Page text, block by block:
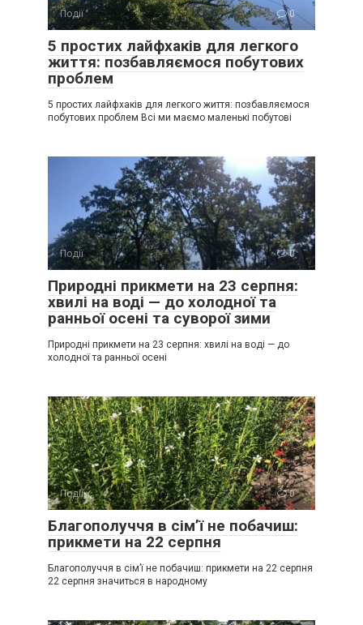
Події 0
5 простих лайфхаків для легкого
життя: позбавляємося побутових
проблем
5 простих лайфхаків для легкого життя: позбавляємося
побутових проблем Всі ми маємо маленькі побутові
Події 0
Природні прикмети на 23 серпня:
хвилі на воді — до холодної та
ранньої осені та суворої зими
Природні прикмети на 23 серпня: хвилі на воді — до
холодної та ранньої осені
Події 0
Благополуччя в сім’ї не побачиш:
прикмети на 22 серпня
Благополуччя в сім’ї не побачиш: прикмети на 22 серпня
22 серпня значиться в народному